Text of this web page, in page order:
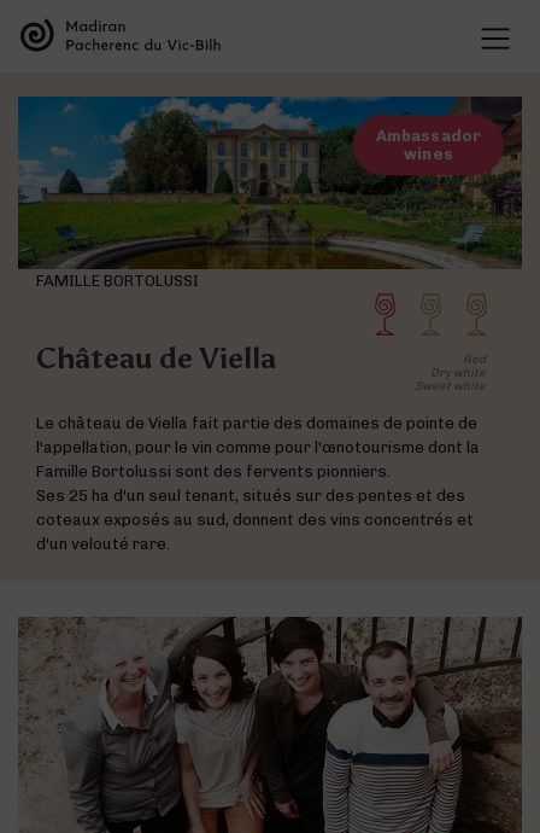
THE APPELLATIONS
Organisation of the appellations
The history of the appellations
Research & development
Presentation of the grape varieties
Presentation of the terroir
Deux entités au sein de la même maison
THE WINES
Madiran wines
Pacherenc du Vic-Bilh wines
Wine and food pairings
All our wines
Les vins de Madiran
VISIT THE SITES
Map of the Appellations
BLOG
Ambassador
wines
FAMILLE BORTOLUSSI
Château de Viella
Red
Dry white
Sweet white
Le château de Viella fait partie des domaines de pointe de
l'appellation, pour le vin comme pour l'œnotourisme dont la
Famille Bortolussi sont des fervents pionniers.
Ses 25 ha d'un seul tenant, situés sur des pentes et des
coteaux exposés au sud, donnent des vins concentrés et
d'un velouté rare.